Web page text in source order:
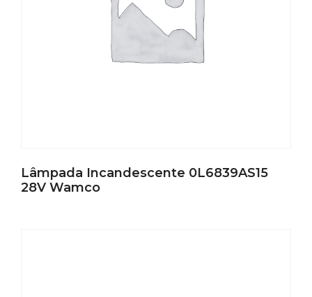
Lâmpada Incandescente 0L6839AS15
28V Wamco